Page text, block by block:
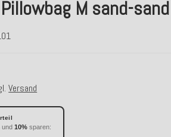
M sand-sand
Versand
und10% sparen: